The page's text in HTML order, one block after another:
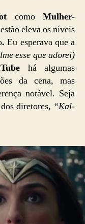
comoMulher-
eleva os níveis
.Eu esperava que a
esse que adorei)
há algumas
da cena, mas
notável. Seja
dos diretores, “Kal-